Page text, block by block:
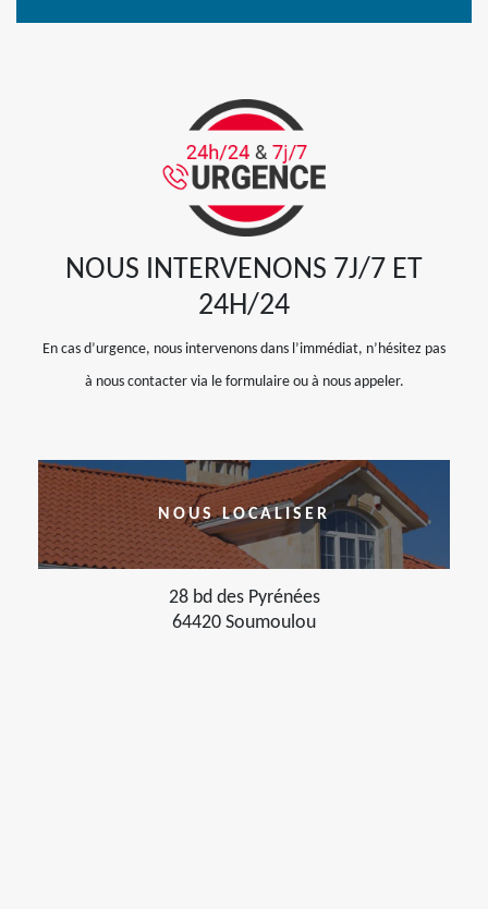
NOUS INTERVENONS 7J/7 ET
24H/24
En cas d’urgence, nous intervenons dans l’immédiat, n’hésitez pas
à nous contacter via le formulaire ou à nous appeler.
NOUS LOCALISER
28 bd des Pyrénées
64420 Soumoulou